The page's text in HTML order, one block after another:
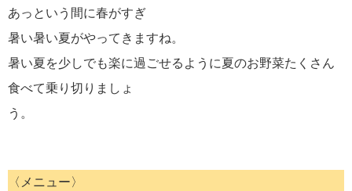
あっという間に春がすぎ
暑い暑い夏がやってきますね。
暑い夏を少しでも楽に過ごせるように夏のお野菜たくさん
食べて乗り切りましょ
う。
〈メニュー〉